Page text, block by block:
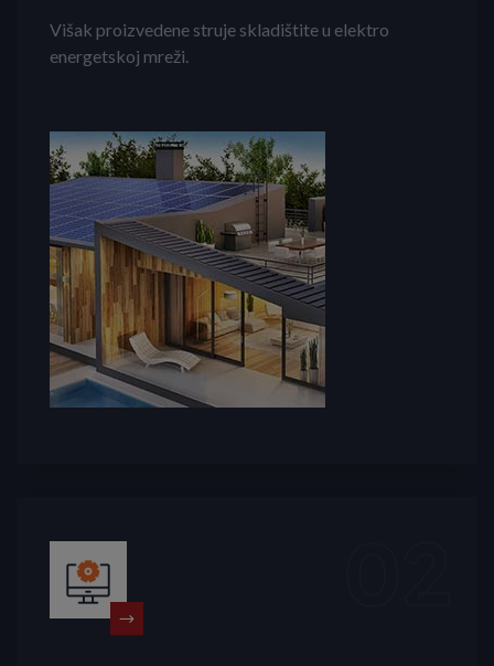
Višak proizvedene struje skladištite u elektro
energetskoj mreži.